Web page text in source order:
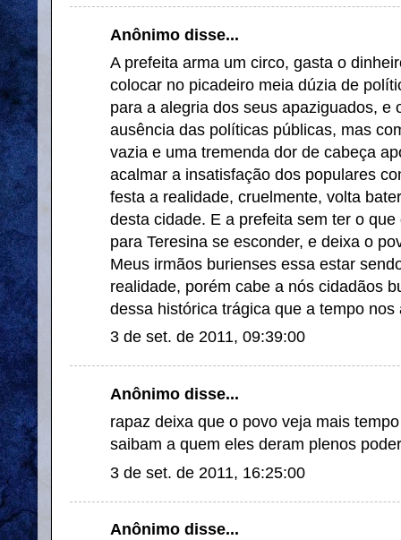
Anônimo disse...
A prefeita arma um circo, gasta o
colocar no picadeiro meia dúzia de
para a alegria dos seus apaziguados, e
ausência das políticas públicas, mas
vazia e uma tremenda dor de cabeça
acalmar a insatisfação dos populares
festa a realidade, cruelmente, volta
desta cidade. E a prefeita sem ter o
para Teresina se esconder, e deixa o
Meus irmãos burienses essa estar
realidade, porém cabe a nós cidadãos
dessa histórica trágica que a tempo nos
3 de set. de 2011, 09:39:00
Anônimo disse...
rapaz deixa que o povo veja mais
saibam a quem eles deram plenos
3 de set. de 2011, 16:25:00
Anônimo disse...